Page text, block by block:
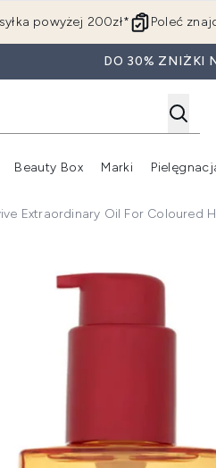
powyżej 200zł* Poleć
DO 30% ZNIŻKI
Beauty Box Marki
Extraordinary Oil For Coloured